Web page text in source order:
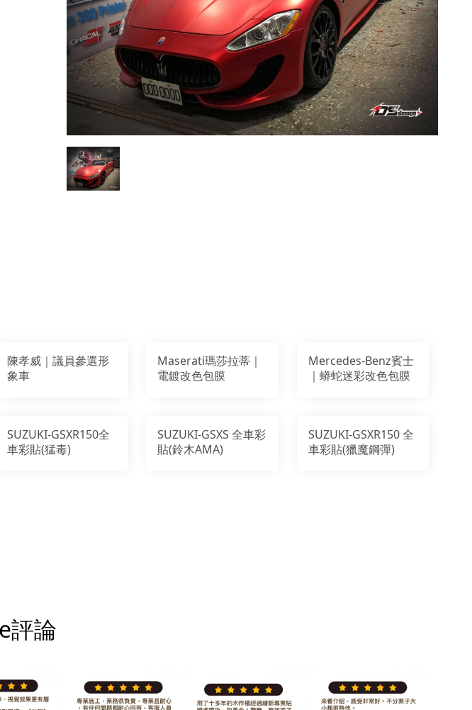
陳孝威｜議員參選形
象車
Maserati瑪莎拉蒂｜
電鍍改色包膜
Mercedes-Benz賓士
｜蟒蛇迷彩改色包膜
SUZUKI-GSXR150全
車彩貼(猛毒)
SUZUKI-GSXS 全車彩
貼(鈴木AMA)
SUZUKI-GSXR150 全
車彩貼(獵魔鋼彈)
評論